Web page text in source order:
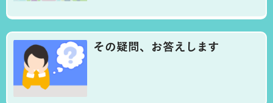
その疑問、お答えします